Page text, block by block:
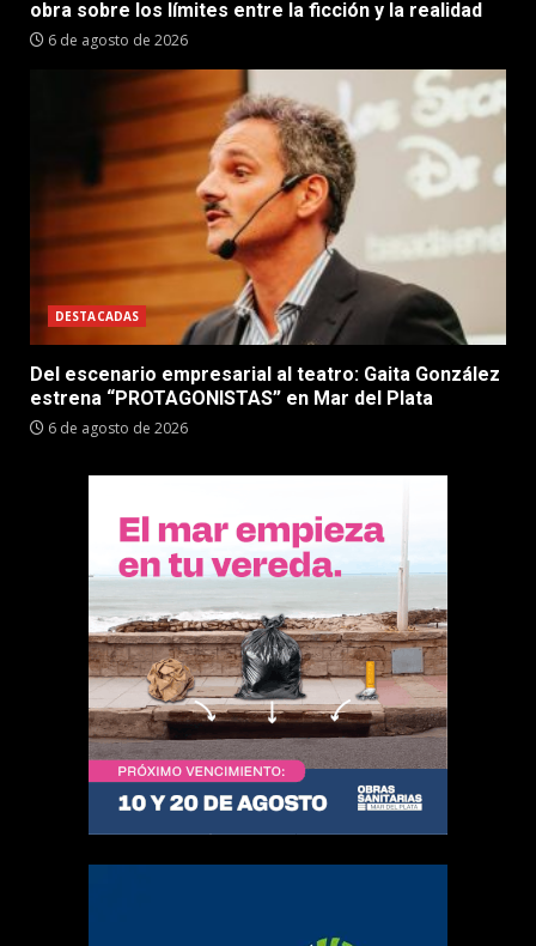
obra sobre los límites entre la ficción y la realidad
6 de agosto de 2026
DESTACADAS
Del escenario empresarial al teatro: Gaita González
estrena “PROTAGONISTAS” en Mar del Plata
6 de agosto de 2026